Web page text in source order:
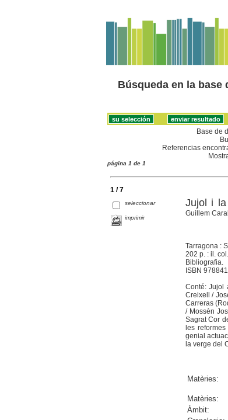
Búsqueda en la base
Base de
Referencias
página 1 de 1
1 / 7
seleccionar
imprimir
Jujol i
Guillem
Tarragona :
202 p. : il.
Bibliografia.
ISBN
Conté: Jujol
Creixell /
Carreras
/ Mossèn
Sagrat Cor
les
genial
la verge del
Matèries:
Matèries:
Àmbit: